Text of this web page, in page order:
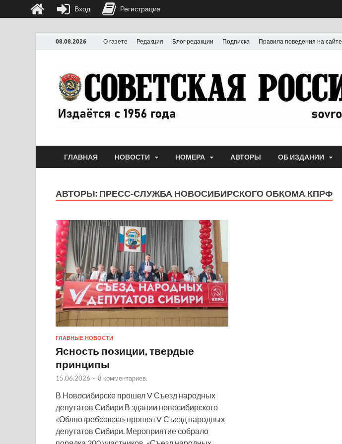
08.08.2026 О газете Редакция Блог редакции Подписка Правила поведения на сайте
ГЛАВНАЯ НОВОСТИ НОМЕРА АВТОРЫ ОБ ИЗДАНИИ
АВТОРЫ: ПРЕСС-СЛУЖБА НОВОСИБИРСКОГО ОБКОМА КПРФ
ГЛАВНЫЕ НОВОСТИ
Ясность позиции, твердые
принципы
15.06.2026 - 8 комментариев.
В Новосибирске прошел V Съезд народных
депутатов Сибири В здании новосибирского
«Облпотребсоюза» прошел V Съезд народных
депутатов Сибири. Мероприятие собрало
Вход Регистрация